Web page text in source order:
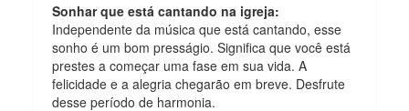
Sonhar que está cantando na igreja:
Independente da música que está cantando, esse
sonho é um bom presságio. Significa que você está
prestes a começar uma fase em sua vida. A
felicidade e a alegria chegarão em breve. Desfrute
desse período de harmonia.